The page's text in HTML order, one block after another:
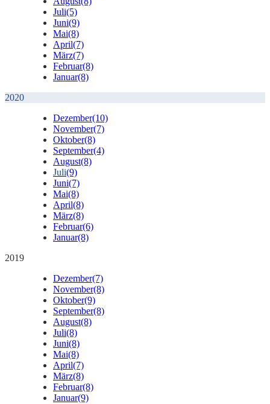
Juli(5)
Juni(9)
Mai(8)
April(7)
März(7)
Februar(8)
Januar(8)
2020
Dezember(10)
November(7)
Oktober(8)
September(4)
August(8)
Juli(9)
Juni(7)
Mai(8)
April(8)
März(8)
Februar(6)
Januar(8)
2019
Dezember(7)
November(8)
Oktober(9)
September(8)
August(8)
Juli(8)
Juni(8)
Mai(8)
April(7)
März(8)
Februar(8)
Januar(9)